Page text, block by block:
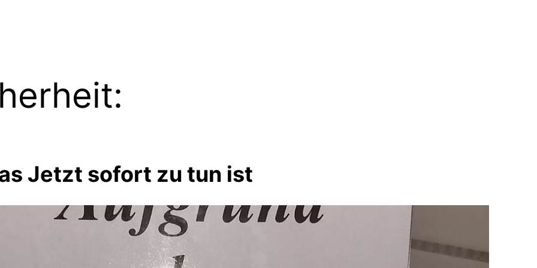
Jetzt sofort zu tun ist